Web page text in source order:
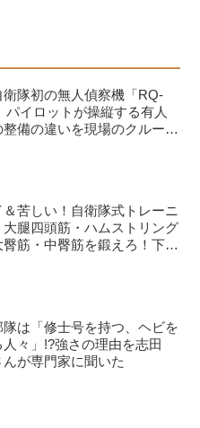
衛隊初の無人偵察機「RQ-
パイロットが操縦する有人
整備の違いを現場のクルーが
＆苦しい！自衛隊式トレーニ
大腿四頭筋・ハムストリング
臀筋・中臀筋を鍛えろ！下半
隊は「修士号を持つ、ヘビを
人々」!?強さの理由を志田
んが専門家に聞いた